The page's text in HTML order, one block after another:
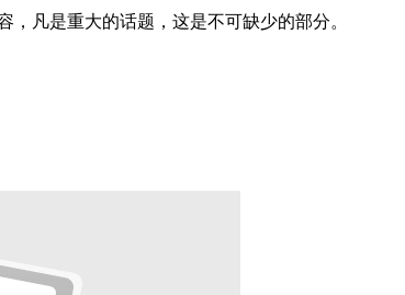
凡是重大的话题，这是不可缺少的部分。